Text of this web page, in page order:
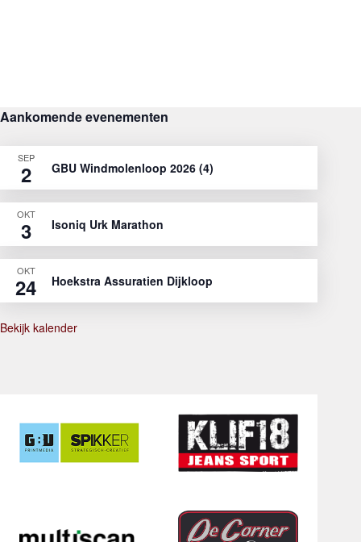
Aankomende evenementen
SEP
2 GBU Windmolenloop 2026 (4)
OKT
3 Isoniq Urk Marathon
OKT
24 Hoekstra Assuratien Dijkloop
Bekijk kalender